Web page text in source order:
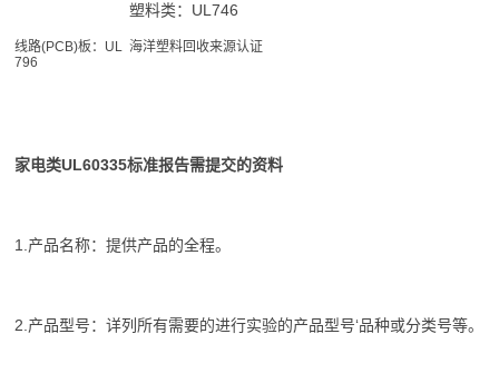
塑料类：UL746
线路(PCB)板：UL
796
海洋塑料回收来源认证
家电类UL60335标准报告需提交的资料
1.产品名称：提供产品的全程。
2.产品型号：详列所有需要的进行实验的产品型号‘品种或分类号等。